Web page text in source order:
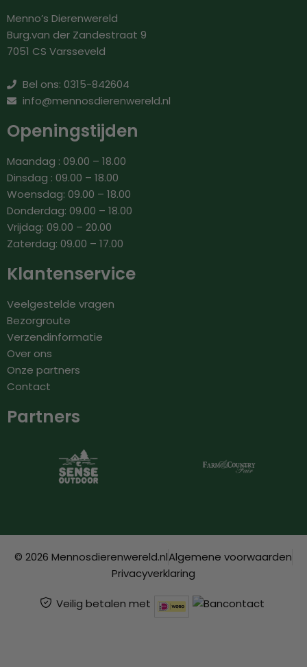
Menno’s Dierenwereld
Burg.van der Zandestraat 9
7051 CS Varsseveld
Bel ons: 0315-842604
info@mennosdierenwereld.nl
Openingstijden
Maandag : 09.00 – 18.00
Dinsdag : 09.00 – 18.00
Woensdag: 09.00 – 18.00
Donderdag: 09.00 – 18.00
Vrijdag: 09.00 – 20.00
Zaterdag: 09.00 – 17.00
Klantenservice
Veelgestelde vragen
Bezorgroute
Verzendinformatie
Over ons
Onze partners
Contact
Partners
© 2026 Mennosdierenwereld.nlAlgemene voorwaarden
Privacyverklaring
Veilig betalen met